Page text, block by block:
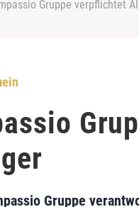
Gruppe verpflichtet
Gruppe